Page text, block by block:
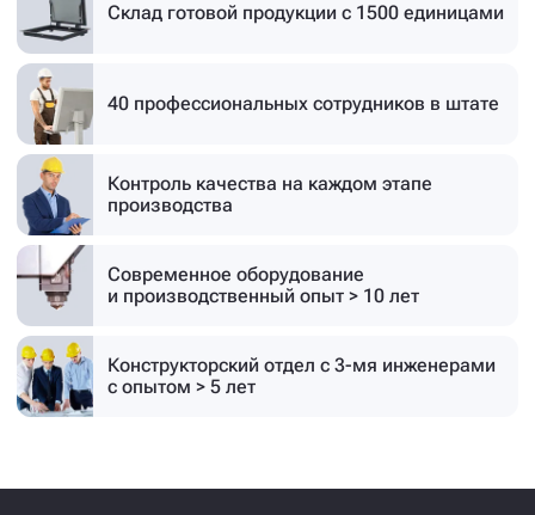
Склад готовой продукции с 1500 единицами
40 профессиональных сотрудников в штате
Контроль качества на каждом этапе
производства
Современное оборудование
и производственный опыт > 10 лет
Конструкторский отдел с 3-мя инженерами
с опытом > 5 лет